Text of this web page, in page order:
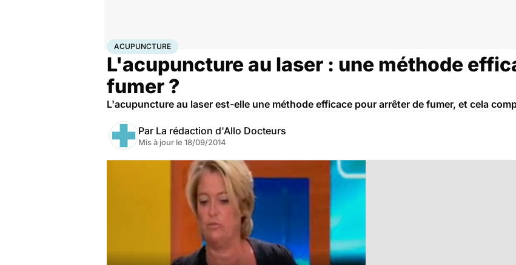
AccueilSantéAcupuncture
ACUPUNCTURE
L'acupuncture au laser : une méthode
fumer ?
L'acupuncture au laser est-elle une méthode efficace pour arrêter de fumer, et cela
Par La rédaction d'Allo Docteurs
Mis à jour le 18/09/2014